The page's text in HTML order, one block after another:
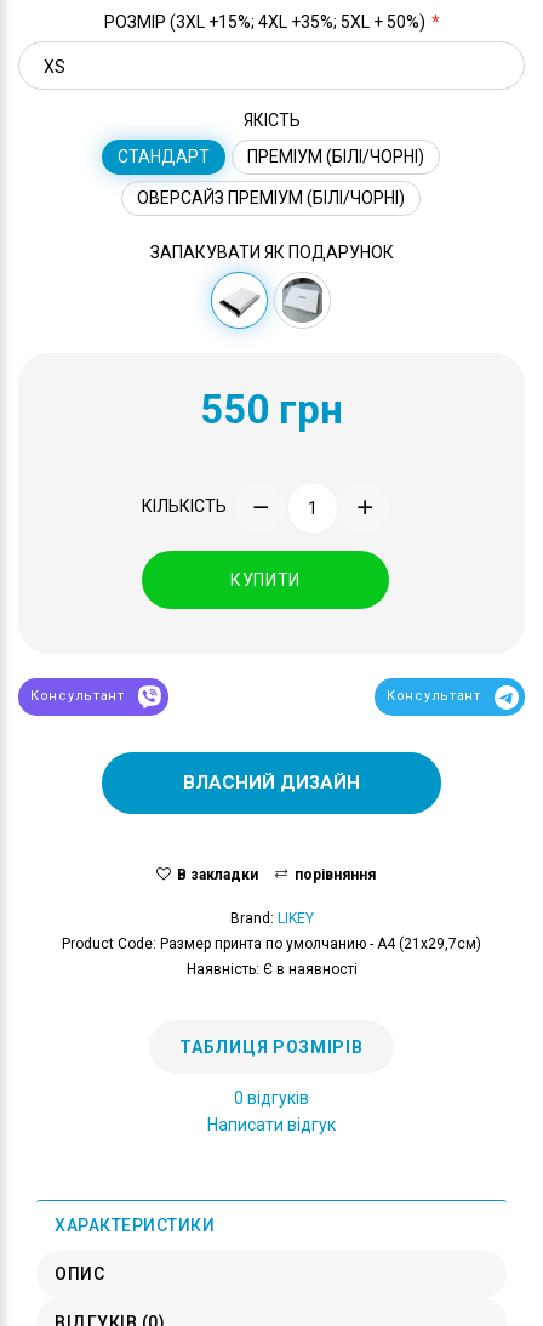
РОЗМІР (3XL +15%; 4XL +35%; 5XL + 50%)
ЯКІСТЬ
СТАНДАРТ
ПРЕМІУМ (БІЛІ/ЧОРНІ)
ОВЕРСАЙЗ ПРЕМІУМ (БІЛІ/ЧОРНІ)
ЗАПАКУВАТИ ЯК ПОДАРУНОК
550 грн
КІЛЬКІСТЬ
КУПИТИ
Консультант Консультант
ВЛАСНИЙ ДИЗАЙН
В закладки порівняння
Brand: LIKEY
Product Code: Размер принта по умолчанию - А4 (21x29,7см)
Наявність: Є в наявності
ТАБЛИЦЯ РОЗМІРІВ
0 відгуків
Написати відгук
ХАРАКТЕРИСТИКИ
ОПИС
ВІДГУКІВ (0)